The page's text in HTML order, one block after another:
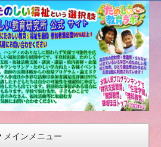
メインメニュー